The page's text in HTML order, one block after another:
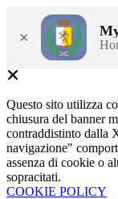
×
Questo sito utilizza
chiusura del banner
contraddistinto dalla
navigazione"
assenza di cookie o
sopracitati.
COOKIE POLICY